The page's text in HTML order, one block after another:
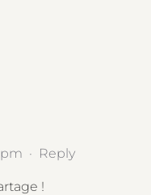
pm · Reply
!